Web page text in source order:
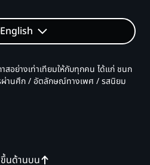
English
นด้านบน
อย่างเท่าเทียมให้กับทุกคน ได้แก่ ชนก
านศึก / อัตลักษณ์ทางเพศ / รสนิยม